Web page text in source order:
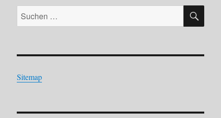
Suchen
nach:
Sitemap